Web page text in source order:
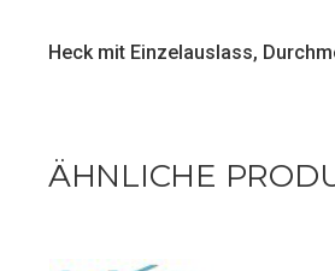
Heck mit Einzelauslass,
ÄHNLICHE